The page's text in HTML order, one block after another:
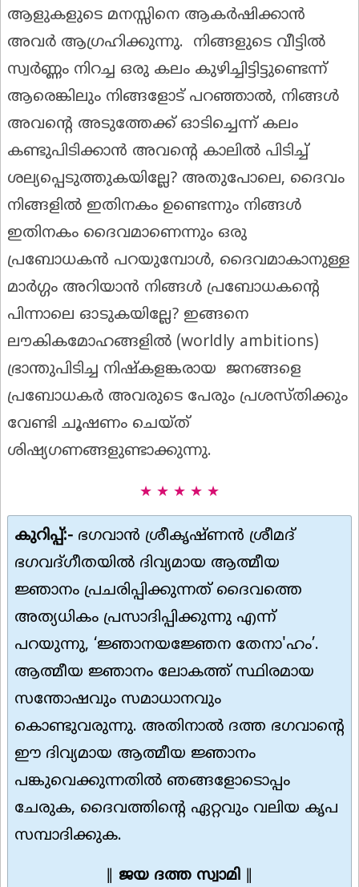
ആളുകളുടെ മനസ്സിനെ ആകർഷിക്കാൻ
അവർ ആഗ്രഹിക്കുന്നു. നിങ്ങളുടെ വീട്ടിൽ
സ്വർണ്ണം നിറച്ച ഒരു കലം കുഴിച്ചിട്ടിട്ടുണ്ടെന്ന്
ആരെങ്കിലും നിങ്ങളോട് പറഞ്ഞാൽ, നിങ്ങൾ
അവന്റെ അടുത്തേക്ക് ഓടിച്ചെന്ന് കലം
കണ്ടുപിടിക്കാൻ അവന്റെ കാലിൽ പിടിച്ച്
ശല്യപ്പെടുത്തുകയില്ലേ? അതുപോലെ, ദൈവം
നിങ്ങളിൽ ഇതിനകം ഉണ്ടെന്നും നിങ്ങൾ
ഇതിനകം ദൈവമാണെന്നും ഒരു
പ്രബോധകൻ പറയുമ്പോൾ, ദൈവമാകാനുള്ള
മാർഗ്ഗം അറിയാൻ നിങ്ങൾ പ്രബോധകന്റെ
പിന്നാലെ ഓടുകയില്ലേ? ഇങ്ങനെ
ലൗകികമോഹങ്ങളിൽ (worldly ambitions)
ഭ്രാന്തുപിടിച്ച നിഷ്കളങ്കരായ ജനങ്ങളെ
പ്രബോധകർ അവരുടെ പേരും പ്രശസ്തിക്കും
വേണ്ടി ചൂഷണം ചെയ്ത്
ശിഷ്യഗണങ്ങളുണ്ടാക്കുന്നു.
★ ★ ★ ★ ★
കുറിപ്പ്:- ഭഗവാൻ ശ്രീകൃഷ്ണൻ ശ്രീമദ്
ഭഗവദ്ഗീതയിൽ ദിവ്യമായ ആത്മീയ
ജ്ഞാനം പ്രചരിപ്പിക്കുന്നത് ദൈവത്തെ
അത്യധികം പ്രസാദിപ്പിക്കുന്നു എന്ന്
പറയുന്നു, ‘ജ്ഞാനയജ്ഞേന തേനാ'ഹം’.
ആത്മീയ ജ്ഞാനം ലോകത്ത് സ്ഥിരമായ
സന്തോഷവും സമാധാനവും
കൊണ്ടുവരുന്നു. അതിനാൽ ദത്ത ഭഗവാന്റെ
ഈ ദിവ്യമായ ആത്മീയ ജ്ഞാനം
പങ്കുവെക്കുന്നതിൽ ഞങ്ങളോടൊപ്പം
ചേരുക, ദൈവത്തിൻ്റെ ഏറ്റവും വലിയ കൃപ
സമ്പാദിക്കുക.
ജയ ദത്ത സ്വാമി